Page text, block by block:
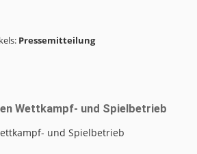
Pressemitteilung
Wettkampf- und Spielbetrieb
und Spielbetrieb